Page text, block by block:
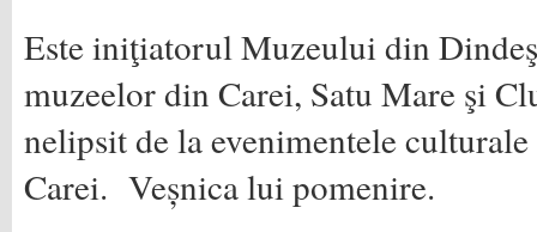
Este iniţiatorul Muzeului din
muzeelor din Carei, Satu Mare şi
nelipsit de la evenimentele
Carei. Veșnica lui pomenire.